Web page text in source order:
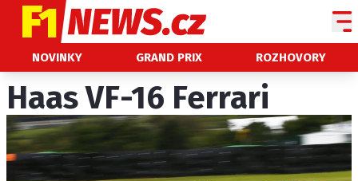
NOVINKY GRAND PRIX ROZHOVORY
NOVINKY
GRAND PRIX
PADDOCK LINE
TECHNIKA
HISTORIE GP
Haas VF-16 Ferrari